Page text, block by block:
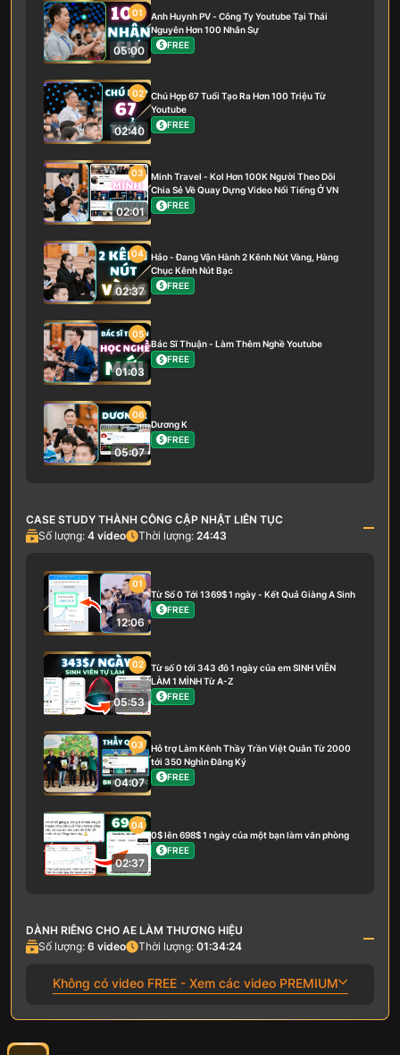
01
05:00
Anh Huynh PV - Công Ty Youtube Tại Thái
Nguyên Hơn 100 Nhân Sự
FREE
02
02:40
Chú Hợp 67 Tuổi Tạo Ra Hơn 100 Triệu Từ
Youtube
FREE
03
02:01
Minh Travel - Kol Hơn 100K Người Theo Dõi
Chia Sẻ Về Quay Dựng Video Nổi Tiếng Ở VN
FREE
04
02:37
Hảo - Đang Vận Hành 2 Kênh Nút Vàng, Hàng
Chục Kênh Nút Bạc
FREE
05
01:03
Bác Sĩ Thuận - Làm Thêm Nghề Youtube
FREE
06
05:07
Dương K
FREE
CASE STUDY THÀNH CÔNG CẬP NHẬT LIÊN TỤC
Số lượng: 4 video Thời lượng: 24:43
01
12:06
Từ Số 0 Tới 1369$ 1 ngày - Kết Quả Giàng A Sinh
FREE
02
05:53
Từ số 0 tới 343 đô 1 ngày của em SINH VIÊN
LÀM 1 MÌNH Từ A-Z
FREE
03
04:07
Hỗ trợ Làm Kênh Thầy Trần Việt Quân Từ 2000
tới 350 Nghìn Đăng Ký
FREE
04
02:37
0$ lên 698$ 1 ngày của một bạn làm văn phòng
FREE
DÀNH RIÊNG CHO AE LÀM THƯƠNG HIỆU
Số lượng: 6 video Thời lượng: 01:34:24
Không có video FREE - Xem các video PREMIUM